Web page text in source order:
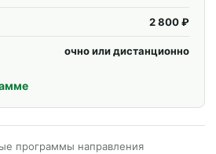
2 800 ₽
очно или дистанционно
программы направления